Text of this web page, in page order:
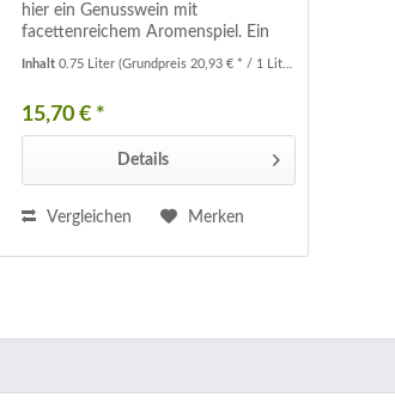
hier ein Genusswein mit
facettenreichem Aromenspiel. Ein
TV Serie der 80iger Jahre der
Inhalt0.75 Liter(Grundpreis 20,93 € * / 1 Liter)
15,70 € *
Details
Vergleichen Merken